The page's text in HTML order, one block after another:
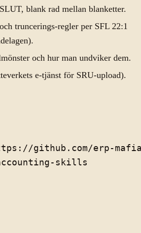
blank rad mellan blanketter.
truncerings-regler per SFL 22:1
och hur man undviker dem.
e-tjänst för SRU-upload).
github.com/erp-
skills